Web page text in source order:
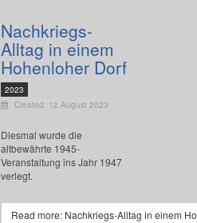
Nachkriegs-
Alltag in einem
Hohenloher Dorf
2023
Created: 12 August 2023
Diesmal wurde die
altbewährte 1945-
Veranstaltung ins Jahr 1947
verlegt.
Read more: Nachkriegs-Alltag in einem